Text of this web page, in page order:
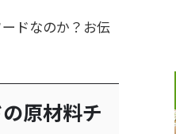
ドなのか？お伝
原材料チ